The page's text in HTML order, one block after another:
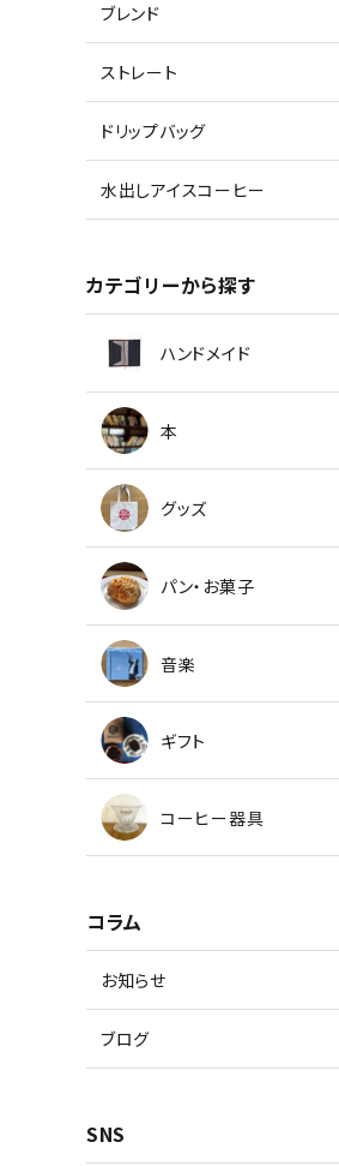
ブレンド
ストレート
ドリップバッグ
水出しアイスコーヒー
カテゴリーから探す
ハンドメイド
本
グッズ
パン・お菓子
音楽
ギフト
コーヒー器具
コラム
お知らせ
ブログ
SNS